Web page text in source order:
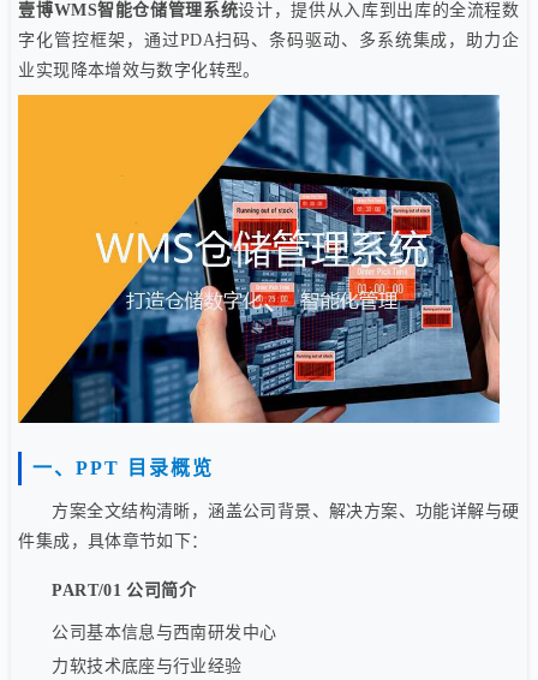
壹博WMS智能仓储管理系统设计，提供从入库到出库的全流程数
字化管控框架，通过PDA扫码、条码驱动、多系统集成，助力企
业实现降本增效与数字化转型。
一、PPT 目录概览
方案全文结构清晰，涵盖公司背景、解决方案、功能详解与硬
件集成，具体章节如下：
PART/01 公司简介
公司基本信息与西南研发中心
力软技术底座与行业经验